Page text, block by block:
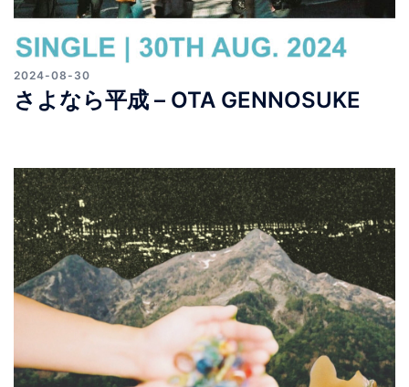
2024-08-30
さよなら平成 – OTA GENNOSUKE